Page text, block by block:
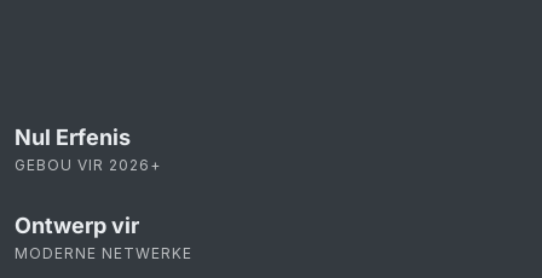
Nul Erfenis
GEBOU VIR 2026+
Ontwerp vir
MODERNE NETWERKE